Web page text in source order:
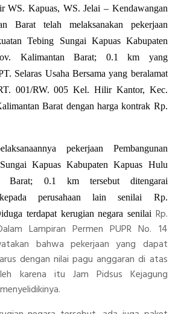
WS. Kapuas, WS. Jelai – Kendawangan
Barat telah melaksanakan pekerjaan
Tebing Sungai Kapuas Kabupaten
Kalimantan Barat; 0.1 km yang
Selaras Usaha Bersama yang beralamat
001/RW. 005 Kel. Hilir Kantor, Kec.
Barat dengan harga kontrak Rp.
pekerjaan Pembangunan
Kapuas Kabupaten Kapuas Hulu
Barat; 0.1 km tersebut ditengarai
kepada perusahaan lain senilai Rp.
terdapat kerugian negara senilai Rp.
Lampiran Permen PUPR No. 14
bahwa pekerjaan yang dapat
dengan nilai pagu anggaran di atas
karena itu Jam Pidsus Kejagung